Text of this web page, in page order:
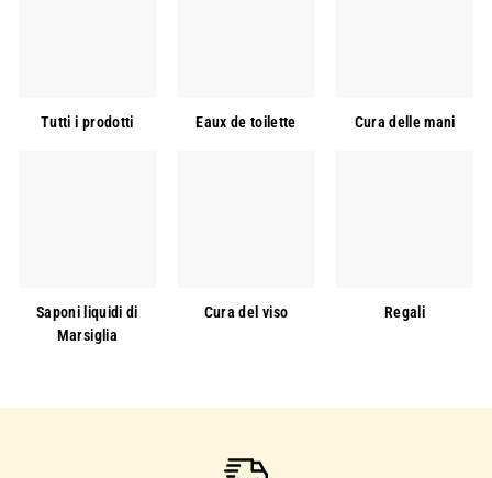
Tutti i prodotti Eaux de toilette Cura delle mani
Saponi liquidi di
Marsiglia
Cura del viso Regali